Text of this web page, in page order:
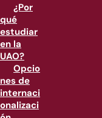
¿Por
qué
estudiar
en la
UAO?
Opcio
nes de
internaci
onalizaci